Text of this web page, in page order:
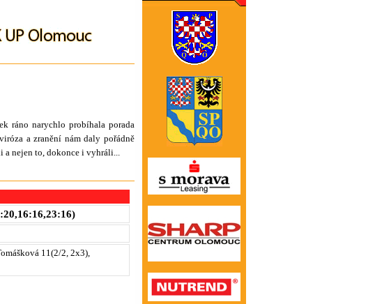
ráno narychlo probíhala porada
a zranění nám daly pořádně
a nejen to, dokonce i vyhráli...
11(2/2, 2x3),